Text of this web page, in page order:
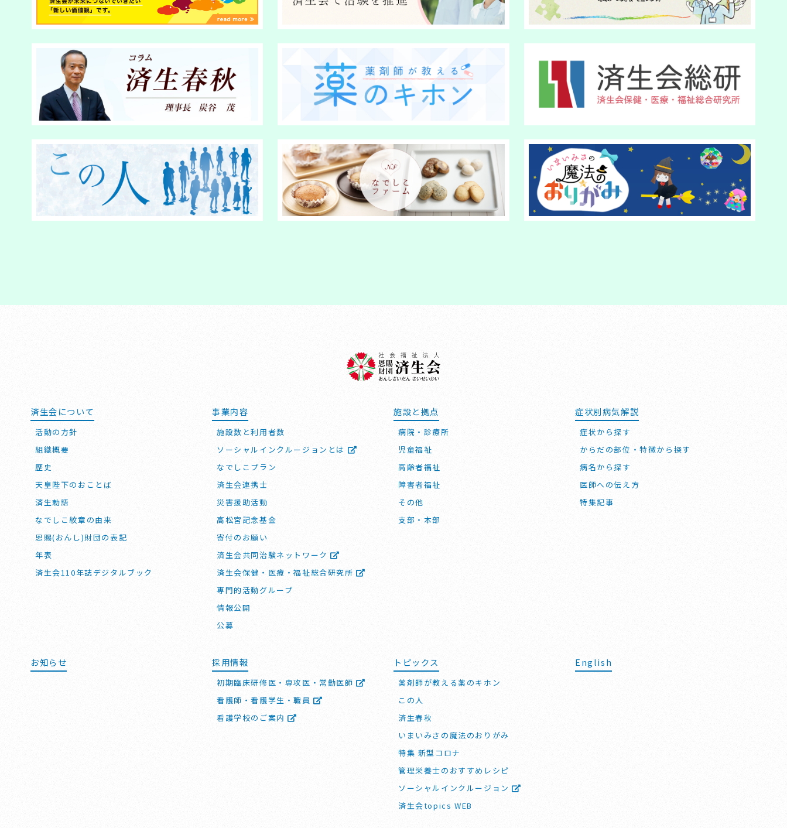
済生会について
活動の方針
組織概要
歴史
天皇陛下のおことば
済生勅語
なでしこ紋章の由来
恩賜(おんし)財団の表記
年表
済生会110年誌デジタルブック
事業内容
施設数と利用者数
ソーシャルインクルージョンとは
なでしこプラン
済生会連携士
災害援助活動
高松宮記念基金
寄付のお願い
済生会共同治験ネットワーク
済生会保健・医療・福祉総合研究所
専門的活動グループ
情報公開
公募
施設と拠点
病院・診療所
児童福祉
高齢者福祉
障害者福祉
その他
支部・本部
症状別病気解説
症状から探す
からだの部位・特徴から探す
病名から探す
医師への伝え方
特集記事
お知らせ 採用情報
初期臨床研修医・専攻医・常勤医師
看護師・看護学生・職員
看護学校のご案内
トピックス
薬剤師が教える薬のキホン
この人
済生春秋
いまいみさの魔法のおりがみ
特集 新型コロナ
管理栄養士のおすすめレシピ
ソーシャルインクルージョン
済生会topics WEB
English